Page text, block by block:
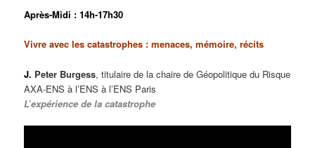
Après-Midi : 14h-17h30
Vivre avec les catastrophes : menaces, mémoire, récits
J. Peter Burgess, titulaire de la chaire de Géopolitique du Risque
AXA-ENS à l’ENS à l’ENS Paris
L’expérience de la catastrophe